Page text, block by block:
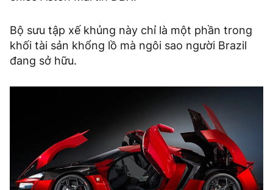
Bộ sưu tập xế khủng này chỉ là một phần trong
khối tài sản khổng lồ mà ngôi sao người Brazil
đang sở hữu.